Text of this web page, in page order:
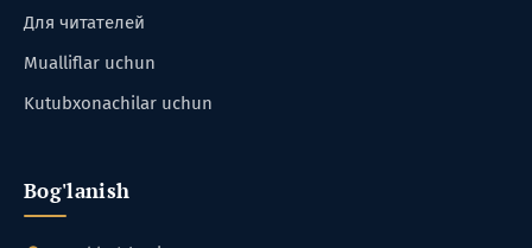
Для читателей
Mualliflar uchun
Kutubxonachilar uchun
Bog'lanish